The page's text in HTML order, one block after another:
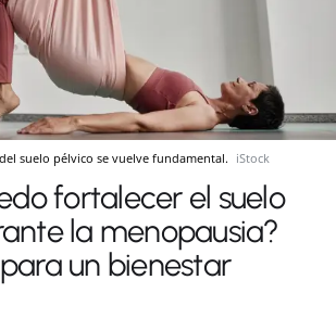
suelo pélvico se vuelve fundamental. iStock
fortalecer el suelo
la menopausia?
un bienestar